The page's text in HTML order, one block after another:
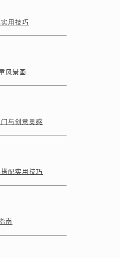
用技巧
风景画
与创意灵感
配实用技巧
南